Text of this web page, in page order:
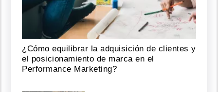
¿Cómo equilibrar la adquisición de clientes y
el posicionamiento de marca en el
Performance Marketing?